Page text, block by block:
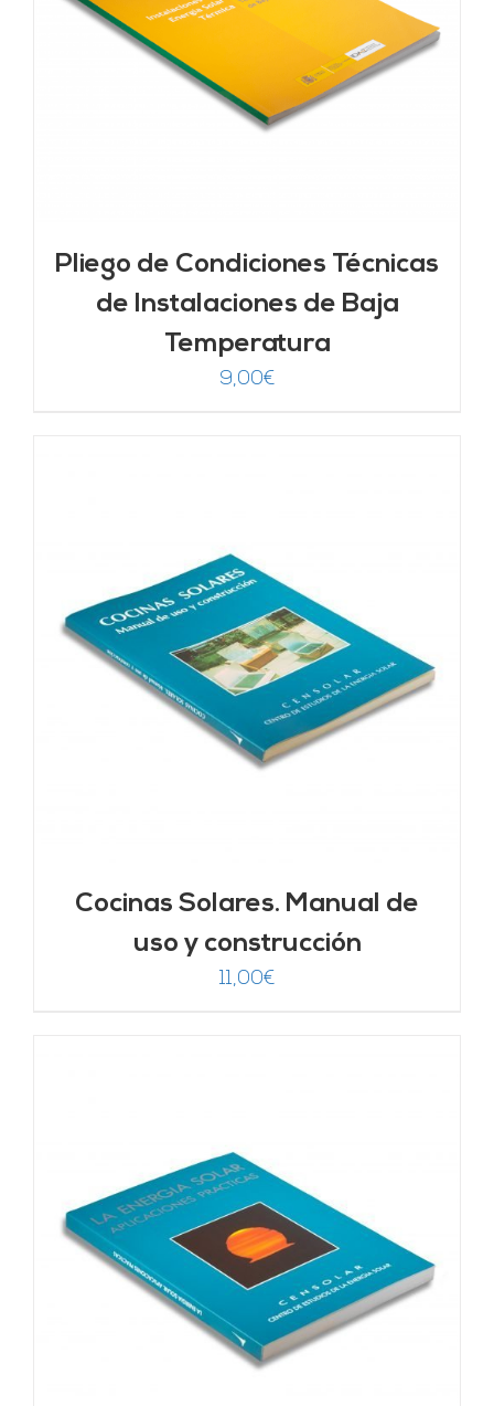
Pliego de Condiciones Técnicas
de Instalaciones de Baja
Temperatura
9,00€
Cocinas Solares. Manual de
uso y construcción
11,00€